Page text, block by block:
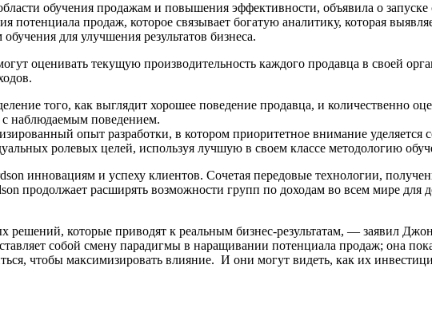
обучения продажам и повышения эффективности, объявила о
потенциала продаж, которое связывает богатую аналитику, которая
для улучшения результатов бизнеса.
оценивать текущую производительность каждого продавца в своей
того, как выглядит хорошее поведение продавца, и количественно
с наблюдаемым поведением.
опыт разработки, в котором приоритетное внимание
ролевых целей, используя лучшую в своем классе методологию
инновациям и успеху клиентов. Сочетая передовые технологии,
продолжает расширять возможности групп по доходам во всем мире для
решений, которые приводят к реальным бизнес-результатам, — заявил
собой смену парадигмы в наращивании потенциала продаж; она
чтобы максимизировать влияние. И они могут видеть, как их